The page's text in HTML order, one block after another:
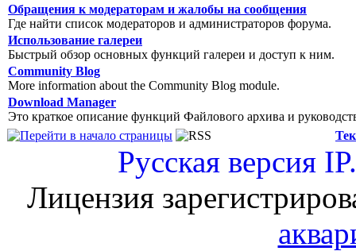
Обращения к модераторам и жалобы на сообщения
Где найти список модераторов и администраторов форума.
Использование галереи
Быстрый обзор основных функций галереи и доступ к ним.
Community Blog
More information about the Community Blog module.
Download Manager
Это краткое описание функций Файлового архива и
Русская версия
Лицензия